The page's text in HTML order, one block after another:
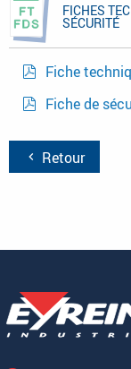
FICHES
SÉCURITÉ
Fiche
Fiche de
Retour